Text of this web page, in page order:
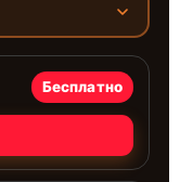
Бесплатно